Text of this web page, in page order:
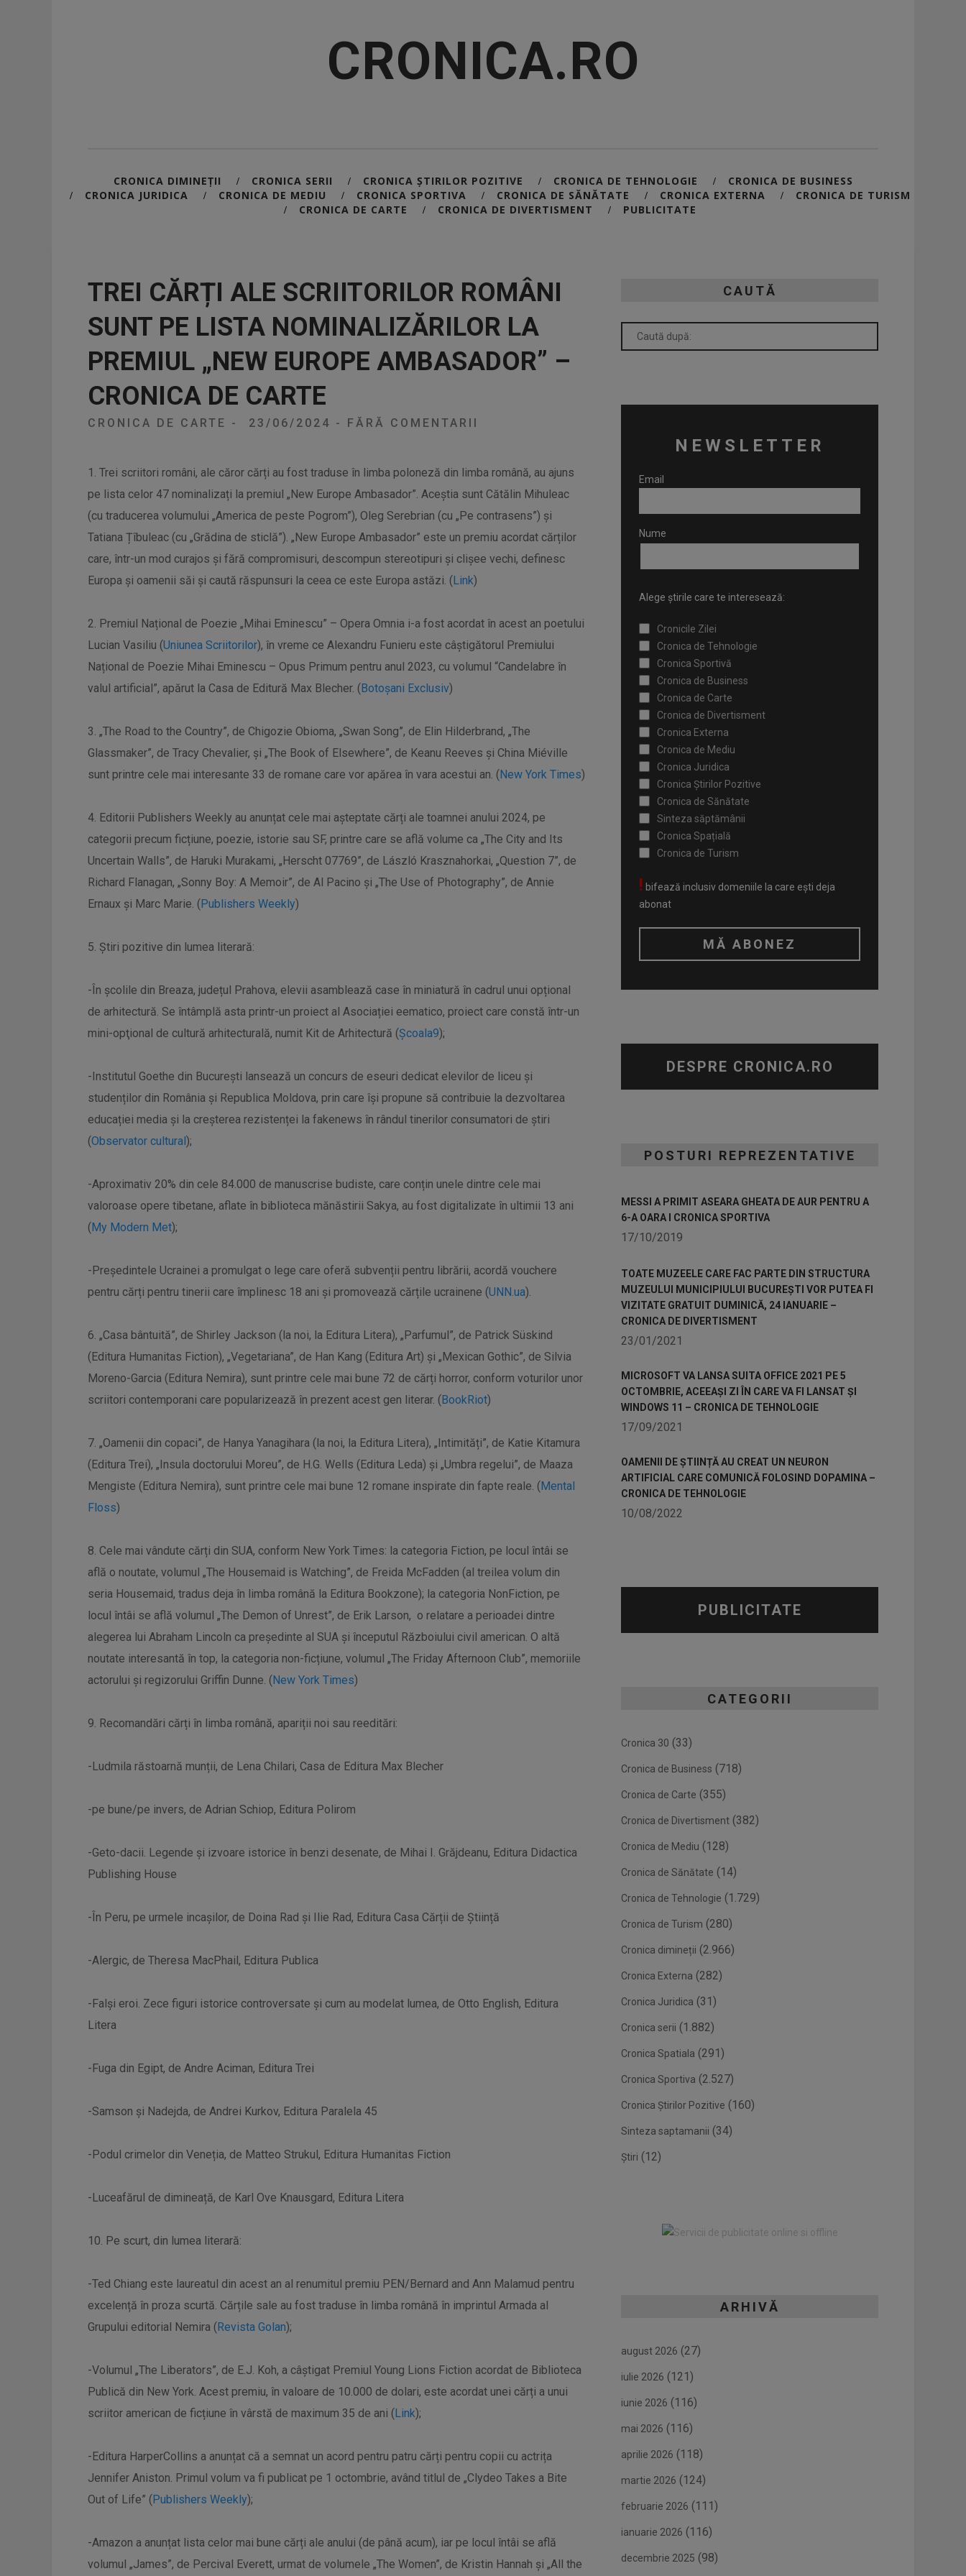
CRONICA.RO
CRONICA DIMINEȚII / CRONICA SERII / CRONICA ȘTIRILOR POZITIVE / CRONICA DE TEHNOLOGIE / CRONICA DE BUSINESS
/ CRONICA JURIDICA / CRONICA DE MEDIU / CRONICA SPORTIVA / CRONICA DE SĂNĂTATE / CRONICA EXTERNA / CRONICA DE TURISM
/ CRONICA DE CARTE / CRONICA DE DIVERTISMENT / PUBLICITATE
TREI CĂRȚI ALE SCRIITORILOR ROMÂNI
SUNT PE LISTA NOMINALIZĂRILOR LA
PREMIUL „NEW EUROPE AMBASADOR” –
CRONICA DE CARTE
CRONICA DE CARTE - 23/06/2024 - FĂRĂ COMENTARII
1. Trei scriitori români, ale căror cărți au fost traduse în limba poloneză din limba română, au ajuns
pe lista celor 47 nominalizați la premiul „New Europe Ambasador”. Aceștia sunt Cătălin Mihuleac
(cu traducerea volumului „America de peste Pogrom”), Oleg Serebrian (cu „Pe contrasens”) și
Tatiana Țîbuleac (cu „Grădina de sticlă”). „New Europe Ambasador” este un premiu acordat cărților
care, într-un mod curajos și fără compromisuri, descompun stereotipuri și clișee vechi, definesc
Europa și oamenii săi și caută răspunsuri la ceea ce este Europa astăzi. (Link)
2. Premiul Național de Poezie „Mihai Eminescu” – Opera Omnia i-a fost acordat în acest an poetului
Lucian Vasiliu (Uniunea Scriitorilor), în vreme ce Alexandru Funieru este câștigătorul Premiului
Național de Poezie Mihai Eminescu – Opus Primum pentru anul 2023, cu volumul “Candelabre în
valul artificial”, apărut la Casa de Editură Max Blecher. (Botoșani Exclusiv)
3. „The Road to the Country”, de Chigozie Obioma, „Swan Song”, de Elin Hilderbrand, „The
Glassmaker”, de Tracy Chevalier, și „The Book of Elsewhere”, de Keanu Reeves și China Miéville
sunt printre cele mai interesante 33 de romane care vor apărea în vara acestui an. (New York Times)
4. Editorii Publishers Weekly au anunțat cele mai așteptate cărți ale toamnei anului 2024, pe
categorii precum ficțiune, poezie, istorie sau SF, printre care se află volume ca „The City and Its
Uncertain Walls”, de Haruki Murakami, „Herscht 07769”, de László Krasznahorkai, „Question 7”, de
Richard Flanagan, „Sonny Boy: A Memoir”, de Al Pacino și „The Use of Photography”, de Annie
Ernaux și Marc Marie. (Publishers Weekly)
5. Știri pozitive din lumea literară:
-În școlile din Breaza, județul Prahova, elevii asamblează case în miniatură în cadrul unui opțional
de arhitectură. Se întâmplă asta printr-un proiect al Asociației eematico, proiect care constă într-un
mini-opţional de cultură arhitecturală, numit Kit de Arhitectură (Școala9);
-Institutul Goethe din București lansează un concurs de eseuri dedicat elevilor de liceu și
studenților din România și Republica Moldova, prin care își propune să contribuie la dezvoltarea
educației media și la creșterea rezistenței la fakenews în rândul tinerilor consumatori de știri
(Observator cultural);
-Aproximativ 20% din cele 84.000 de manuscrise budiste, care conțin unele dintre cele mai
valoroase opere tibetane, aflate în biblioteca mănăstirii Sakya, au fost digitalizate în ultimii 13 ani
(My Modern Met);
-Președintele Ucrainei a promulgat o lege care oferă subvenții pentru librării, acordă vouchere
pentru cărți pentru tinerii care împlinesc 18 ani și promovează cărțile ucrainene (UNN.ua).
6. „Casa bântuită”, de Shirley Jackson (la noi, la Editura Litera), „Parfumul”, de Patrick Süskind
(Editura Humanitas Fiction), „Vegetariana”, de Han Kang (Editura Art) și „Mexican Gothic”, de Silvia
Moreno-Garcia (Editura Nemira), sunt printre cele mai bune 72 de cărți horror, conform voturilor unor
scriitori contemporani care popularizează în prezent acest gen literar. (BookRiot)
7. „Oamenii din copaci”, de Hanya Yanagihara (la noi, la Editura Litera), „Intimități”, de Katie Kitamura
(Editura Trei), „Insula doctorului Moreu”, de H.G. Wells (Editura Leda) și „Umbra regelui”, de Maaza
Mengiste (Editura Nemira), sunt printre cele mai bune 12 romane inspirate din fapte reale. (Mental
Floss)
8. Cele mai vândute cărți din SUA, conform New York Times: la categoria Fiction, pe locul întâi se
află o noutate, volumul „The Housemaid is Watching”, de Freida McFadden (al treilea volum din
seria Housemaid, tradus deja în limba română la Editura Bookzone); la categoria NonFiction, pe
locul întâi se află volumul „The Demon of Unrest”, de Erik Larson, o relatare a perioadei dintre
alegerea lui Abraham Lincoln ca președinte al SUA și începutul Războiului civil american. O altă
noutate interesantă în top, la categoria non-ficțiune, volumul „The Friday Afternoon Club”, memoriile
actorului și regizorului Griffin Dunne. (New York Times)
9. Recomandări cărți în limba română, apariții noi sau reeditări:
-Ludmila răstoarnă munții, de Lena Chilari, Casa de Editura Max Blecher
-pe bune/pe invers, de Adrian Schiop, Editura Polirom
-Geto-dacii. Legende și izvoare istorice în benzi desenate, de Mihai I. Grăjdeanu, Editura Didactica
Publishing House
-În Peru, pe urmele incașilor, de Doina Rad și Ilie Rad, Editura Casa Cărții de Știință
-Alergic, de Theresa MacPhail, Editura Publica
-Falși eroi. Zece figuri istorice controversate și cum au modelat lumea, de Otto English, Editura
Litera
-Fuga din Egipt, de Andre Aciman, Editura Trei
-Samson și Nadejda, de Andrei Kurkov, Editura Paralela 45
-Podul crimelor din Veneția, de Matteo Strukul, Editura Humanitas Fiction
-Luceafărul de dimineață, de Karl Ove Knausgard, Editura Litera
10. Pe scurt, din lumea literară:
-Ted Chiang este laureatul din acest an al renumitul premiu PEN/Bernard and Ann Malamud pentru
excelență în proza scurtă. Cărțile sale au fost traduse în limba română în imprintul Armada al
Grupului editorial Nemira (Revista Golan);
-Volumul „The Liberators”, de E.J. Koh, a câștigat Premiul Young Lions Fiction acordat de Biblioteca
Publică din New York. Acest premiu, în valoare de 10.000 de dolari, este acordat unei cărți a unui
scriitor american de ficțiune în vârstă de maximum 35 de ani (Link);
-Editura HarperCollins a anunțat că a semnat un acord pentru patru cărți pentru copii cu actrița
Jennifer Aniston. Primul volum va fi publicat pe 1 octombrie, având titlul de „Clydeo Takes a Bite
Out of Life” (Publishers Weekly);
-Amazon a anunțat lista celor mai bune cărți ale anului (de până acum), iar pe locul întâi se află
volumul „James”, de Percival Everett, urmat de volumele „The Women”, de Kristin Hannah și „All the
CAUTĂ
NEWSLETTER
Email
Nume
Alege știrile care te interesează:
Cronicile Zilei
Cronica de Tehnologie
Cronica Sportivă
Cronica de Business
Cronica de Carte
Cronica de Divertisment
Cronica Externa
Cronica de Mediu
Cronica Juridica
Cronica Știrilor Pozitive
Cronica de Sănătate
Sinteza săptămânii
Cronica Spațială
Cronica de Turism
! bifează inclusiv domeniile la care ești deja
abonat
DESPRE CRONICA.RO
POSTURI REPREZENTATIVE
MESSI A PRIMIT ASEARA GHEATA DE AUR PENTRU A
6-A OARA I CRONICA SPORTIVA
17/10/2019
TOATE MUZEELE CARE FAC PARTE DIN STRUCTURA
MUZEULUI MUNICIPIULUI BUCUREȘTI VOR PUTEA FI
VIZITATE GRATUIT DUMINICĂ, 24 IANUARIE –
CRONICA DE DIVERTISMENT
23/01/2021
MICROSOFT VA LANSA SUITA OFFICE 2021 PE 5
OCTOMBRIE, ACEEAȘI ZI ÎN CARE VA FI LANSAT ȘI
WINDOWS 11 – CRONICA DE TEHNOLOGIE
17/09/2021
OAMENII DE ȘTIINȚĂ AU CREAT UN NEURON
ARTIFICIAL CARE COMUNICĂ FOLOSIND DOPAMINA –
CRONICA DE TEHNOLOGIE
10/08/2022
PUBLICITATE
CATEGORII
Cronica 30 (33)
Cronica de Business (718)
Cronica de Carte (355)
Cronica de Divertisment (382)
Cronica de Mediu (128)
Cronica de Sănătate (14)
Cronica de Tehnologie (1.729)
Cronica de Turism (280)
Cronica dimineții (2.966)
Cronica Externa (282)
Cronica Juridica (31)
Cronica serii (1.882)
Cronica Spatiala (291)
Cronica Sportiva (2.527)
Cronica Știrilor Pozitive (160)
Sinteza saptamanii (34)
Știri (12)
ARHIVĂ
august 2026 (27)
iulie 2026 (121)
iunie 2026 (116)
mai 2026 (116)
aprilie 2026 (118)
martie 2026 (124)
februarie 2026 (111)
ianuarie 2026 (116)
decembrie 2025 (98)